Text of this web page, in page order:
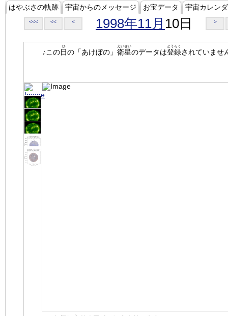
はやぶさの軌跡 宇宙からのメッセージ お宝データ 宇宙カレン
<<< << < 1998年11月 10日 >
♪この日
ひ
の「あけぼの」 衛星
えいせい
のデータは登録
とうろく
されていませ